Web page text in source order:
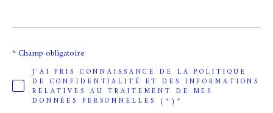
J'AI PRIS CONNAISSANCE DE LA POLITIQUE
DE CONFIDENTIALITÉ ET DES INFORMATIONS
RELATIVES AU TRAITEMENT DE MES
DONNÉES PERSONNELLES (*)*
* Champ obligatoire